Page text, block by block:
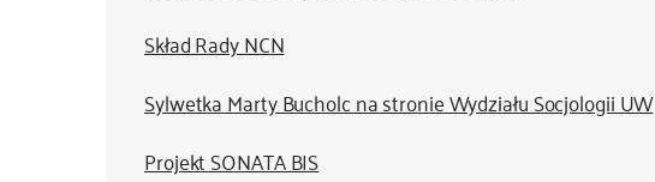
Skład Rady NCN
Sylwetka Marty Bucholc na stronie Wydziału Socjologii UW
Projekt SONATA BIS